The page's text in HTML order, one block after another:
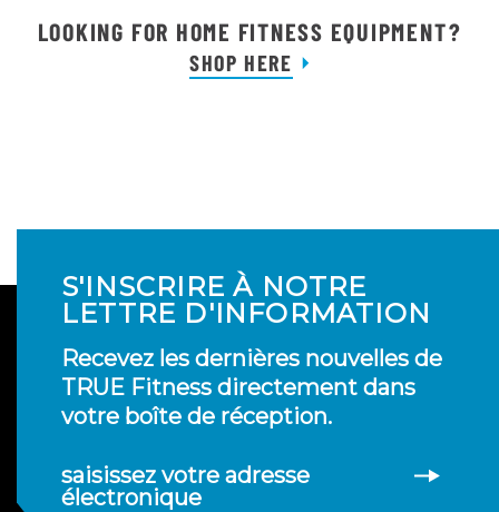
LOOKING FOR HOME FITNESS EQUIPMENT?
SHOP HERE
S'INSCRIRE À NOTRE
LETTRE D'INFORMATION
Recevez les dernières nouvelles de
TRUE Fitness directement dans
votre boîte de réception.
saisissez votre adresse
électronique